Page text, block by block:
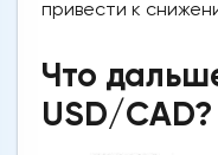
привести к
Что
USD/CAD?